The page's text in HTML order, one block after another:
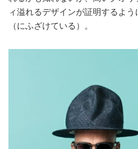
ィ溢れるデザインが証明するよ
（にふざけている）。